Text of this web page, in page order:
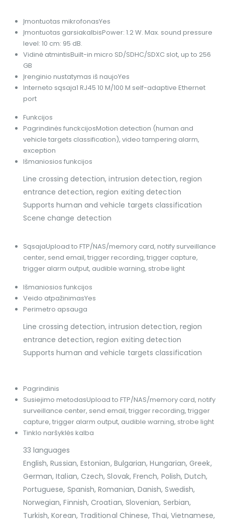
Įmontuotas mikrofonasYes
Įmontuotas garsiakalbisPower: 1.2 W. Max. sound pressure
level: 10 cm: 95 dB.
Vidinė atmintisBuilt-in micro SD/SDHC/SDXC slot, up to 256
GB
Įrenginio nustatymas iš naujoYes
Interneto sąsaja1 RJ45 10 M/100 M self-adaptive Ethernet
port
Funkcijos
Pagrindinės funckcijosMotion detection (human and
vehicle targets classification), video tampering alarm,
exception
Išmaniosios funkcijos
Line crossing detection, intrusion detection, region
entrance detection, region exiting detection
Supports human and vehicle targets classification
Scene change detection
SąsajaUpload to FTP/NAS/memory card, notify surveillance
center, send email, trigger recording, trigger capture,
trigger alarm output, audible warning, strobe light
Išmaniosios funkcijos
Veido atpažinimasYes
Perimetro apsauga
Line crossing detection, intrusion detection, region
entrance detection, region exiting detection
Supports human and vehicle targets classification
Pagrindinis
Susiejimo metodasUpload to FTP/NAS/memory card, notify
surveillance center, send email, trigger recording, trigger
capture, trigger alarm output, audible warning, strobe light
Tinklo naršyklės kalba
33 languages
English, Russian, Estonian, Bulgarian, Hungarian, Greek,
German, Italian, Czech, Slovak, French, Polish, Dutch,
Portuguese, Spanish, Romanian, Danish, Swedish,
Norwegian, Finnish, Croatian, Slovenian, Serbian,
Turkish, Korean, Traditional Chinese, Thai, Vietnamese,